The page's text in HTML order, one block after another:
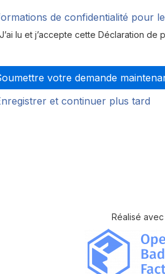
de confidentialité pour
lu et j’accepte cette Déclaration de
et continuer plus tard
Réalisé avec